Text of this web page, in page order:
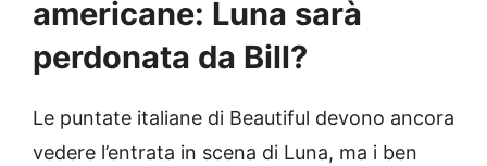
americane: Luna sarà
perdonata da Bill?
Le puntate italiane di Beautiful devono ancora
vedere l’entrata in scena di Luna, ma i ben